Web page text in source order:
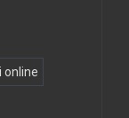
online